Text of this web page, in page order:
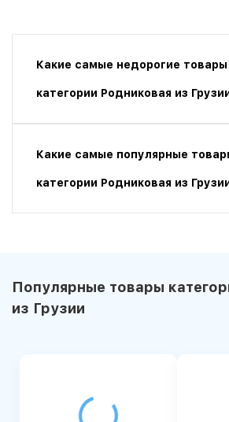
Какие самые недорогие товары
категории Родниковая из
Какие самые популярные
категории Родниковая из
Популярные товары
из Грузии